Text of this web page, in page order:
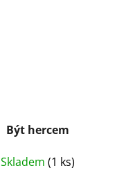
Být hercem
Skladem (1 ks)